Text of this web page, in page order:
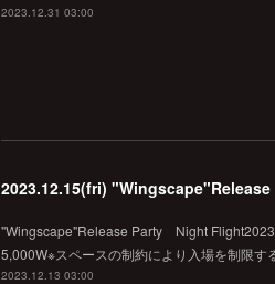
2023.12.31 03:00
2023.12.15(fri)
"Wingscape"Release Party Night
5,000W※スペースの制約により入場を制限す
2023.12.13 03:00